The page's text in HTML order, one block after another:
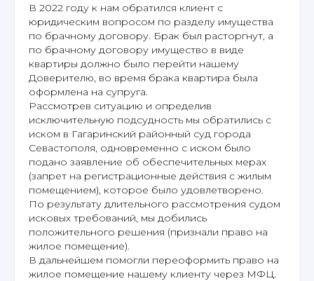
В 2022 году к нам обратился клиент с
юридическим вопросом по разделу имущества
по брачному договору. Брак был расторгнут, а
по брачному договору имущество в виде
квартиры должно было перейти нашему
Доверителю, во время брака квартира была
оформлена на супруга.
Рассмотрев ситуацию и определив
исключительную подсудность мы обратились с
иском в Гагаринский районный суд города
Севастополя, одновременно с иском было
подано заявление об обеспечительных мерах
(запрет на регистрационные действия с жилым
помещением), которое было удовлетворено.
По результату длительного рассмотрения судом
исковых требований, мы добились
положительного решения (признали право на
жилое помещение).
В дальнейшем помогли переоформить право на
жилое помещение нашему клиенту через МФЦ.